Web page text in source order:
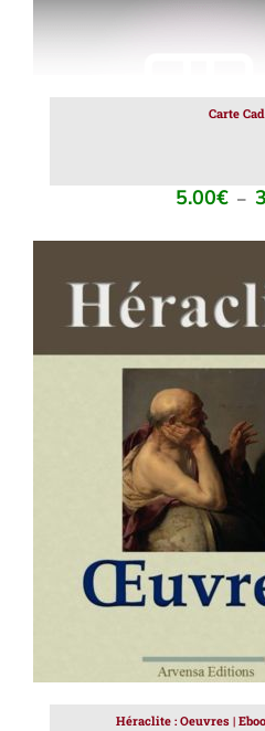
Carte
5.00€ –
AJOUTER AU PANIER /
Héraclite : Oeuvres |